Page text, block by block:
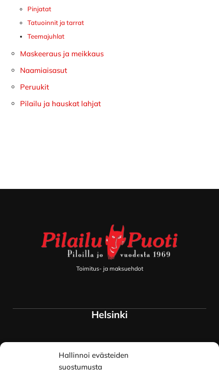
Hallinnoi evästeiden
suostumusta
Pinjatat
Tatuoinnit ja tarrat
Teemajuhlat
Maskeeraus ja meikkaus
Naamiaisasut
Peruukit
Pilailu ja hauskat lahjat
Toimitus- ja maksuehdot
Helsinki
Myymälä ja keskusvarasto
Siltavuorenranta 18
00170 Helsinki